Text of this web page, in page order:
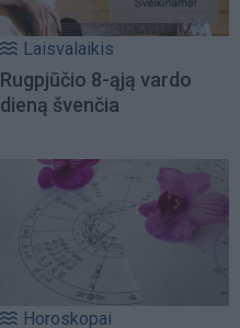
Laisvalaikis
Rugpjūčio 8-ąją vardo
dieną švenčia
Horoskopai